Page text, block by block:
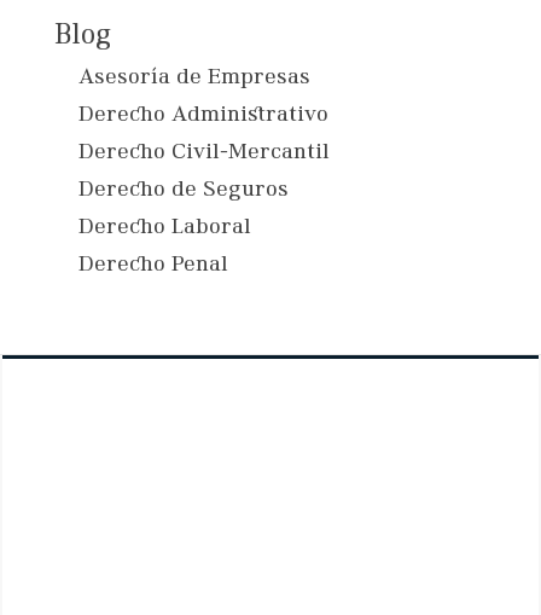
Blog
Asesoría de Empresas
Derecho Administrativo
Derecho Civil-Mercantil
Derecho de Seguros
Derecho Laboral
Derecho Penal